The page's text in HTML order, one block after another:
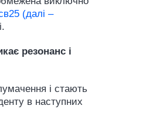
(далі –
резонанс і
і стають
в наступних